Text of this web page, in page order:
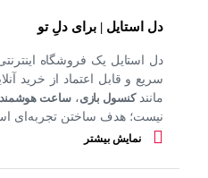
دل استایل | برای دلِ تو
دل استایل یک فروشگاه
سریع و قابل اعتماد از خرید
مانندکنسول بازی،ساعت هوشمند
نیست؛ هدف ساختن تجربه‌ای
کند.
نمایش بیشتر